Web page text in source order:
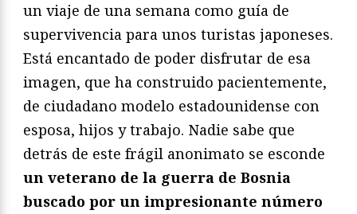
un viaje de una semana como guía de
supervivencia para unos turistas japoneses.
Está encantado de poder disfrutar de esa
imagen, que ha construido pacientemente,
de ciudadano modelo estadounidense con
esposa, hijos y trabajo. Nadie sabe que
detrás de este frágil anonimato se esconde
un veterano de la guerra de Bosnia
buscado por un impresionante número